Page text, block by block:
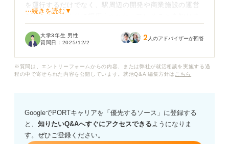
を運行するだけでなく、駅周辺の開発や商業施設の運営
など、まちづくりに幅広くかかわっていることを知りま
づくりに関心があることを、どのように具体的に、説得
⋯続きを読む▼
大学3年生 男性
質問日： 2025/12/2 2 人のアドバイザーが回答
※質問は、エントリーフォームからの内容、または弊社が就活相談を実施する過
程の中で寄せられた内容を公開しています。就活Q&A 編集方針は こちら
GoogleでPORTキャリアを「優先するソース」に登録する
と、 知りたいQ&Aへすぐにアクセスできるようになりま
す。ぜひご登録ください。